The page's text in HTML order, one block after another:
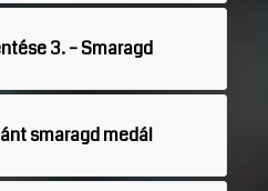
3. – Smaragd
smaragd medál